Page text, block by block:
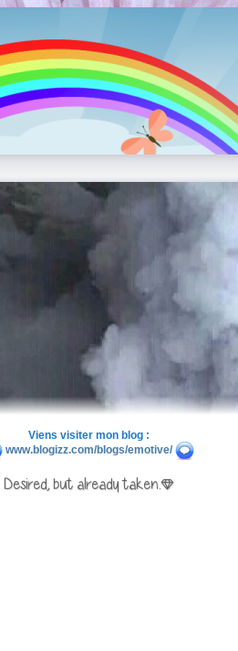
Viens visiter mon blog :
www.blogizz.com/blogs/emotive/
Desired, but already taken.|